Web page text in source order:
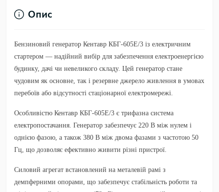
Опис
Бензиновий генератор Кентавр КБГ-605Е/3 із електричним
стартером — надійний вибір для забезпечення електроенергією
будинку, дачі чи невеликого складу. Цей генератор стане
чудовим як основне, так і резервне джерело живлення в умовах
перебоїв або відсутності стаціонарної електромережі.
Особливістю Кентавр КБГ-605Е/3 є трифазна система
електропостачання. Генератор забезпечує 220 В між нулем і
однією фазою, а також 380 В між двома фазами з частотою 50
Гц, що дозволяє ефективно живити різні пристрої.
Силовий агрегат встановлений на металевій рамі з
демпферними опорами, що забезпечує стабільність роботи та